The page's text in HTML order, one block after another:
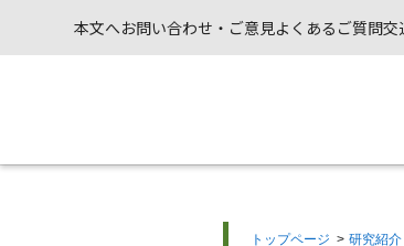
本文へお問い合わせ・ご意見よくあるご質問交
トップページ > 研究紹介